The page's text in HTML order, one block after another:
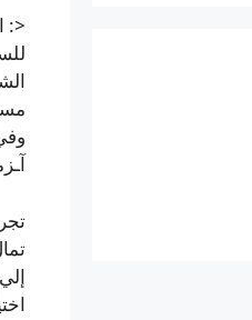
<:
اختیار… هو